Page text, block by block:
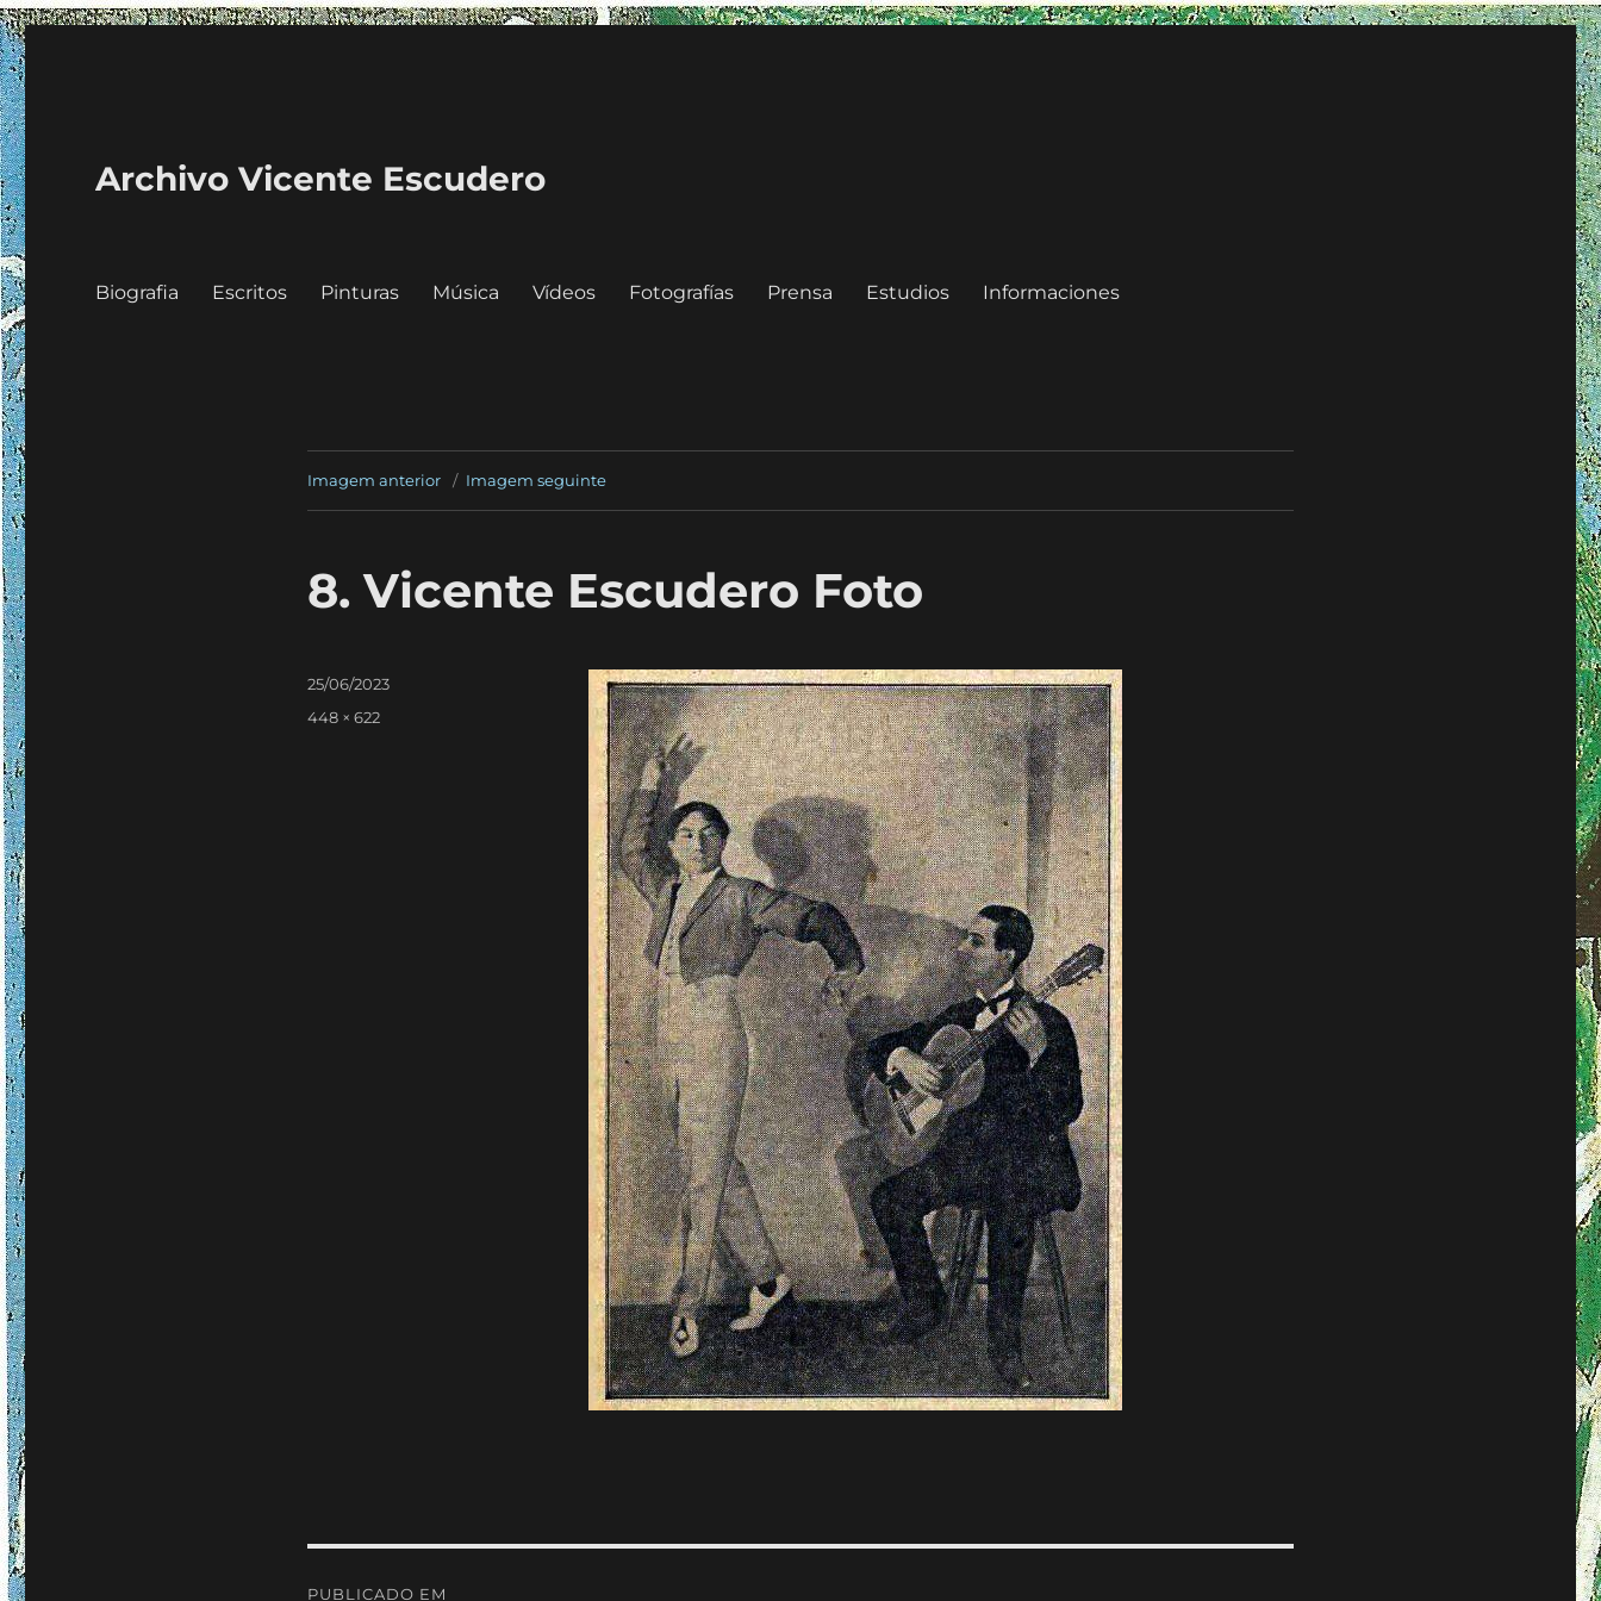
Archivo Vicente Escudero
Biografia Escritos Pinturas Música Vídeos Fotografías Prensa Estudios Informaciones
Imagem anterior Imagem seguinte
8. Vicente Escudero Foto
Publicado
25/06/2023
Tamanho
448 × 622
PUBLICADO EM